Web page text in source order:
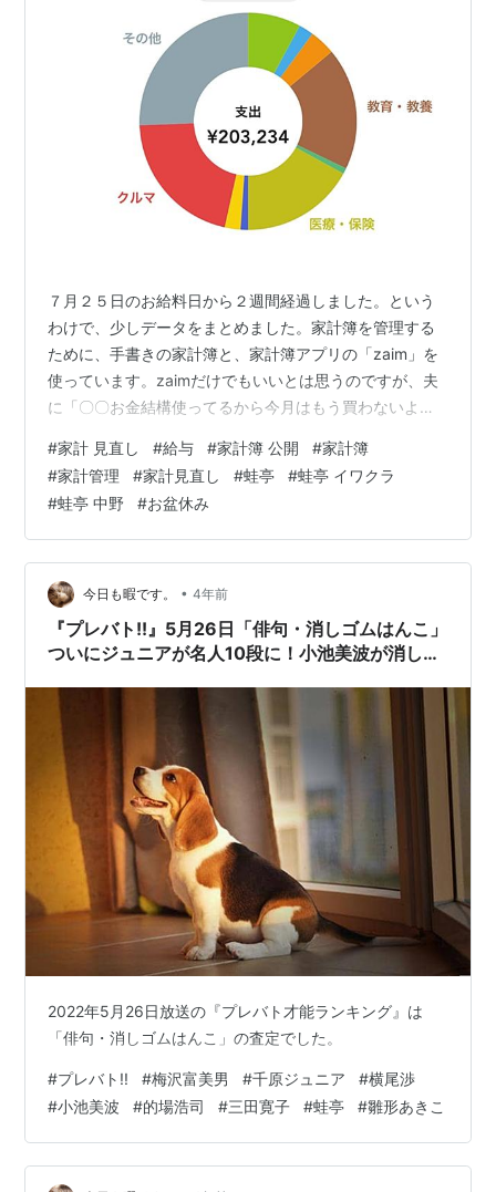
７月２５日のお給料日から２週間経過しました。という
わけで、少しデータをまとめました。家計簿を管理する
ために、手書きの家計簿と、家計簿アプリの「zaim」を
使っています。zaimだけでもいいとは思うのですが、夫
に「〇〇お金結構使ってるから今月はもう買わないよ
の家計簿もつけています。 zaimがいいところは、☆手持
ちのカードと連携できる☆銀行の残高と連携できるとい
ったことができること。今どのくらいお金があるのか、
どのくらい使っているのかがすべて見える化できるのが
いいです！あとは円グラフが自動で表示されるので、ど
の項目にお金がかかっているのかも一…
#家計 見直し #給与 #家計簿 公開 #家計簿
#家計管理 #家計見直し #蛙亭 #蛙亭 イワクラ
#蛙亭 中野 #お盆休み
今日も暇です。 • 4年前
『プレバト!!』5月26日「俳句・消しゴムはんこ」
ついにジュニアが名人10段に！小池美波が消しゴ
2022年5月26日放送の『プレバト才能ランキング』は
「俳句・消しゴムはんこ」の査定でした。
#プレバト!! #梅沢富美男 #千原ジュニア #横尾渉
#小池美波 #的場浩司 #三田寛子 #蛙亭 #雛形あきこ